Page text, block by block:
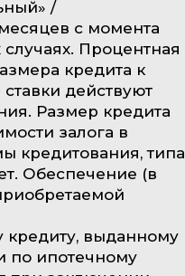
/
с момента
случаях. Процентная
кредита к
действуют
Размер кредита
залога в
кредитования, типа
Обеспечение (в
кредиту, выданному
по ипотечному